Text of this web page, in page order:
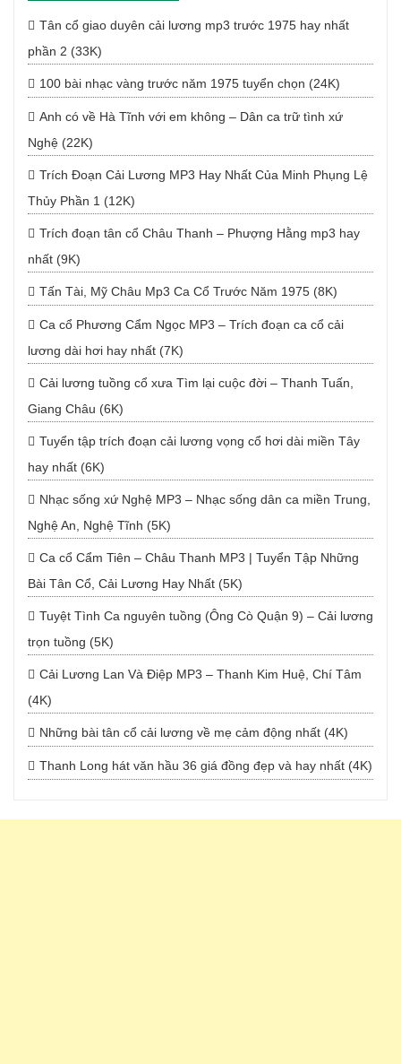
Tân cổ giao duyên cải lương mp3 trước 1975 hay nhất
phần 2 (33K)
100 bài nhạc vàng trước năm 1975 tuyển chọn (24K)
Anh có về Hà Tĩnh với em không – Dân ca trữ tình xứ
Nghệ (22K)
Trích Đoạn Cải Lương MP3 Hay Nhất Của Minh Phụng Lệ
Thủy Phần 1 (12K)
Trích đoạn tân cổ Châu Thanh – Phượng Hằng mp3 hay
nhất (9K)
Tấn Tài, Mỹ Châu Mp3 Ca Cổ Trước Năm 1975 (8K)
Ca cổ Phương Cẩm Ngọc MP3 – Trích đoạn ca cổ cải
lương dài hơi hay nhất (7K)
Cải lương tuồng cổ xưa Tìm lại cuộc đời – Thanh Tuấn,
Giang Châu (6K)
Tuyển tập trích đoạn cải lương vọng cổ hơi dài miền Tây
hay nhất (6K)
Nhạc sống xứ Nghệ MP3 – Nhạc sống dân ca miền Trung,
Nghệ An, Nghệ Tĩnh (5K)
Ca cổ Cẩm Tiên – Châu Thanh MP3 | Tuyển Tập Những
Bài Tân Cổ, Cải Lương Hay Nhất (5K)
Tuyệt Tình Ca nguyên tuồng (Ông Cò Quận 9) – Cải lương
trọn tuồng (5K)
Cải Lương Lan Và Điệp MP3 – Thanh Kim Huệ, Chí Tâm
(4K)
Những bài tân cổ cải lương về mẹ cảm động nhất (4K)
Thanh Long hát văn hầu 36 giá đồng đẹp và hay nhất (4K)